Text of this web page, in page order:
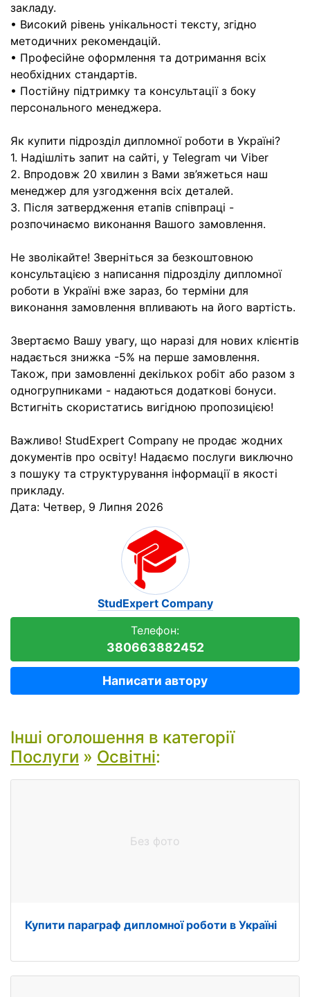
закладу.
• Високий рівень унікальності тексту, згідно
методичних рекомендацій.
• Професійне оформлення та дотримання всіх
необхідних стандартів.
• Постійну підтримку та консультації з боку
персонального менеджера.
Як купити підрозділ дипломної роботи в Україні?
1. Надішліть запит на сайті, у Telegram чи Viber
2. Впродовж 20 хвилин з Вами зв’яжеться наш
менеджер для узгодження всіх деталей.
3. Після затвердження етапів співпраці -
розпочинаємо виконання Вашого замовлення.
Не зволікайте! Зверніться за безкоштовною
консультацією з написання підрозділу дипломної
роботи в Україні вже зараз, бо терміни для
виконання замовлення впливають на його вартість.
Звертаємо Вашу увагу, що наразі для нових клієнтів
надається знижка -5% на перше замовлення.
Також, при замовленні декількох робіт або разом з
одногрупниками - надаються додаткові бонуси.
Встигніть скористатись вигідною пропозицією!
Важливо! StudExpert Company не продає жодних
документів про освіту! Надаємо послуги виключно
з пошуку та структурування інформації в якості
прикладу.
Дата: Четвер, 9 Липня 2026
StudExpert Company
Телефон:
380663882452
Написати автору
Інші оголошення в категорії
Послуги » Освітні:
Без фото
Купити параграф дипломної роботи в Україні